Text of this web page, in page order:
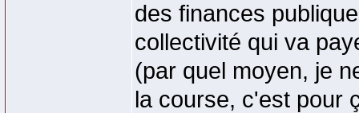
des finances
collectivité qui va
(par quel moyen, je
la course, c'est pour